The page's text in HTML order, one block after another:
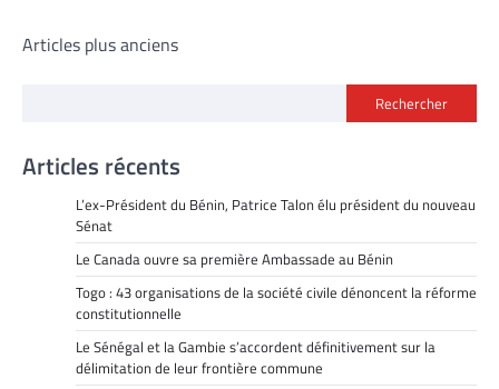
Navigation
Articles plus anciens
Rechercher
Articles récents
L’ex-Président du Bénin, Patrice Talon élu président du nouveau
Sénat
Le Canada ouvre sa première Ambassade au Bénin
Togo : 43 organisations de la société civile dénoncent la réforme
constitutionnelle
Le Sénégal et la Gambie s’accordent définitivement sur la
délimitation de leur frontière commune